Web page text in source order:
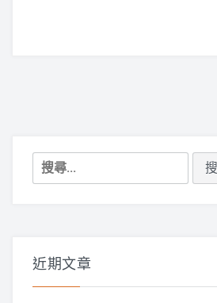
搜
尋
近期文章